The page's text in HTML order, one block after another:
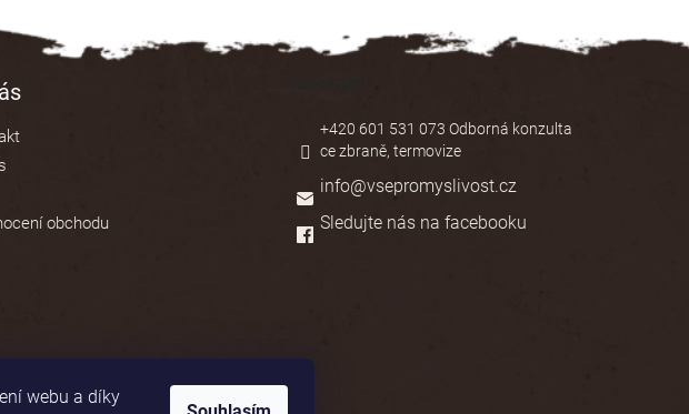
webu a díky
obchodu
info@vsepromyslivost.cz
+420 601 531 073 Odborná konzulta
ce zbraně, termovize
Sledujte nás na facebooku